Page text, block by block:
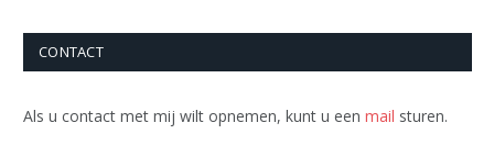
CONTACT
Als u contact met mij wilt opnemen, kunt u een mail sturen.